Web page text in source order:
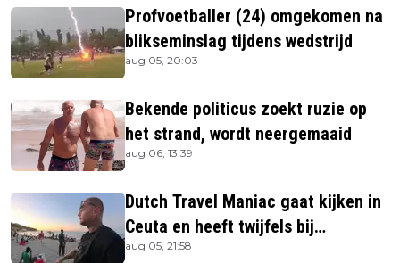
Profvoetballer (24) omgekomen na
blikseminslag tijdens wedstrijd
aug 05, 20:03
Bekende politicus zoekt ruzie op
het strand, wordt neergemaaid
aug 06, 13:39
Dutch Travel Maniac gaat kijken in
Ceuta en heeft twijfels bij
berichtgeving media
aug 05, 21:58